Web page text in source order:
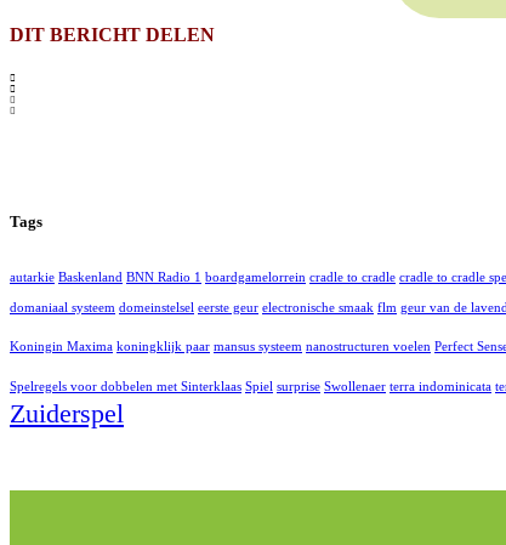
DIT BERICHT DELEN
Tags
autarkie Baskenland BNN Radio 1 boardgamelorrein cradle to cradle cradle to cradle
domaniaal systeem domeinstelsel eerste geur electronische smaak flm geur van de
Koningin Maxima koningklijk paar mansus systeem nanostructuren voelen Perfect
Spelregels voor dobbelen met Sinterklaas Spiel surprise Swollenaer terra indominicata
Zuiderspel